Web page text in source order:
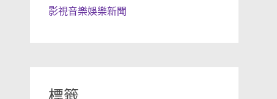
影視音樂娛樂新聞